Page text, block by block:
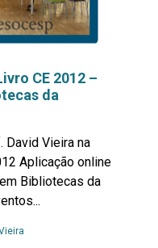
CE 2012 –
da
David Vieira na
Aplicação online
Bibliotecas da
Leia